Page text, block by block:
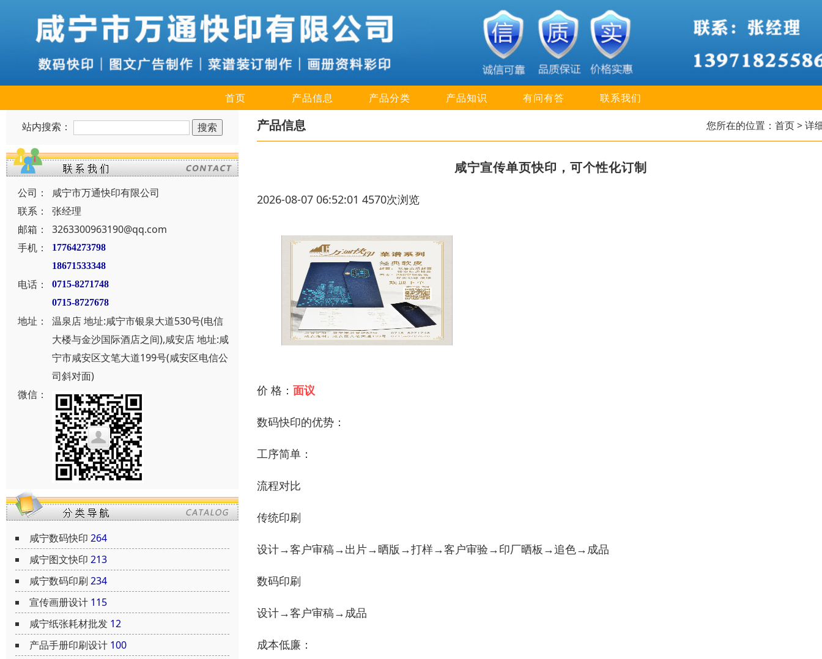
首页 产品信息 产品分类 产品知识 有问有答 联系我们
站内搜索：
公司：
咸宁市万通快印有限公司
联系：
张经理
邮箱：
3263300963190@qq.com
手机：
17764273798
18671533348
电话：
0715-8271748
0715-8727678
地址：
温泉店 地址:咸宁市银泉大道530号(电信
大楼与金沙国际酒店之间),咸安店 地址:咸
宁市咸安区文笔大道199号(咸安区电信公
司斜对面)
微信：
咸宁数码快印 264
咸宁图文快印 213
咸宁数码印刷 234
宣传画册设计 115
咸宁纸张耗材批发 12
产品手册印刷设计 100
产品信息 您所在的位置： 首页> 详
咸宁宣传单页快印，可个性化订制
2026-08-07 06:52:01 4570次浏览
价 格： 面议
数码快印的优势：
工序简单：
流程对比
传统印刷
设计→客户审稿→出片→晒版→打样→客户审验→印厂晒板→追色→成品
数码印刷
设计→客户审稿→成品
成本低廉：